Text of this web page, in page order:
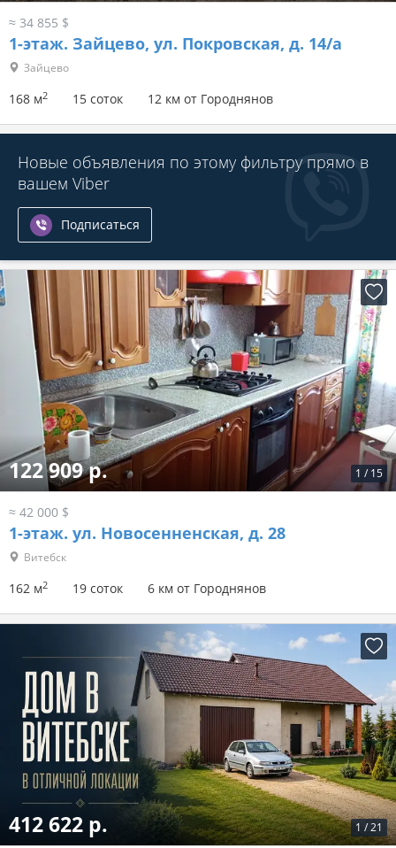
≈ 34 855 $
1-этаж. Зайцево, ул. Покровская, д. 14/а
Зайцево
168 м2 15 соток 12 км от Городнянов
Новые объявления по этому фильтру прямо в
вашем Viber
Подписаться
1 / 15
122 909 р.
≈ 42 000 $
1-этаж. ул. Новосенненская, д. 28
Витебск
162 м2 19 соток 6 км от Городнянов
1 /21
412 622 р.